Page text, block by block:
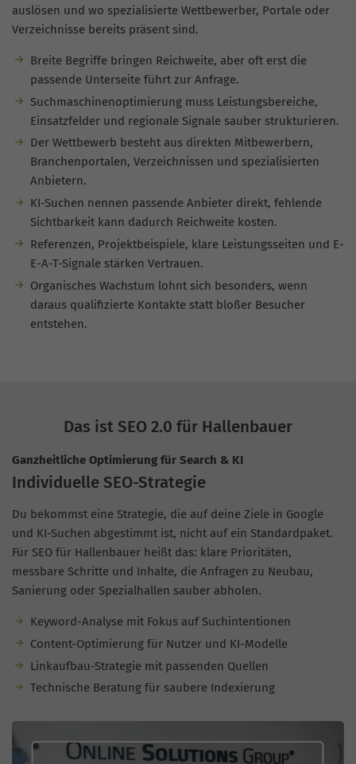
auslösen und wo spezialisierte Wettbewerber, Portale oder
Verzeichnisse bereits präsent sind.
Breite Begriffe bringen Reichweite, aber oft erst die
passende Unterseite führt zur Anfrage.
Suchmaschinenoptimierung muss Leistungsbereiche,
Einsatzfelder und regionale Signale sauber strukturieren.
Der Wettbewerb besteht aus direkten Mitbewerbern,
Branchenportalen, Verzeichnissen und spezialisierten
Anbietern.
KI-Suchen nennen passende Anbieter direkt, fehlende
Sichtbarkeit kann dadurch Reichweite kosten.
Referenzen, Projektbeispiele, klare Leistungsseiten und E-
E-A-T-Signale stärken Vertrauen.
Organisches Wachstum lohnt sich besonders, wenn
daraus qualifizierte Kontakte statt bloßer Besucher
entstehen.
Das ist SEO 2.0 für Hallenbauer
Ganzheitliche Optimierung für Search & KI
Individuelle SEO-Strategie
Du bekommst eine Strategie, die auf deine Ziele in Google
und KI-Suchen abgestimmt ist, nicht auf ein Standardpaket.
Für SEO für Hallenbauer heißt das: klare Prioritäten,
messbare Schritte und Inhalte, die Anfragen zu Neubau,
Sanierung oder Spezialhallen sauber abholen.
Keyword-Analyse mit Fokus auf Suchintentionen
Content-Optimierung für Nutzer und KI-Modelle
Linkaufbau-Strategie mit passenden Quellen
Technische Beratung für saubere Indexierung